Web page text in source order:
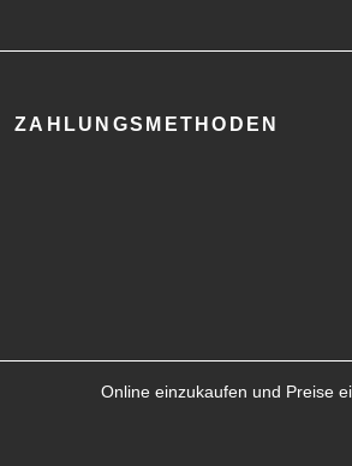
ZAHLUNGSMETHODEN
Online einzukaufen und Preise